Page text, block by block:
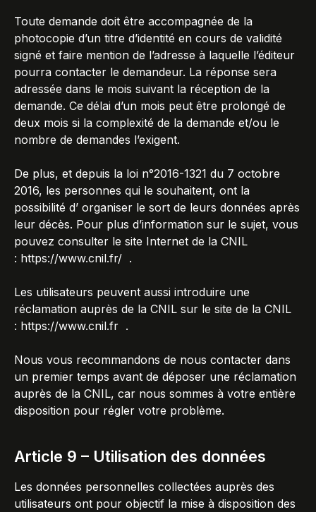
Toute demande doit être accompagnée de la
photocopie d’un titre d’identité en cours de validité
signé et faire mention de l’adresse à laquelle l’éditeur
pourra contacter le demandeur. La réponse sera
adressée dans le mois suivant la réception de la
demande. Ce délai d’un mois peut être prolongé de
deux mois si la complexité de la demande et/ou le
nombre de demandes l’exigent.
De plus, et depuis la loi n°2016-1321 du 7 octobre
2016, les personnes qui le souhaitent, ont la
possibilité d’ organiser le sort de leurs données après
leur décès. Pour plus d’information sur le sujet, vous
pouvez consulter le site Internet de la CNIL
: https://www.cnil.fr/ .
Les utilisateurs peuvent aussi introduire une
réclamation auprès de la CNIL sur le site de la CNIL
: https://www.cnil.fr .
Nous vous recommandons de nous contacter dans
un premier temps avant de déposer une réclamation
auprès de la CNIL, car nous sommes à votre entière
disposition pour régler votre problème.
Article 9 – Utilisation des données
Les données personnelles collectées auprès des
utilisateurs ont pour objectif la mise à disposition des